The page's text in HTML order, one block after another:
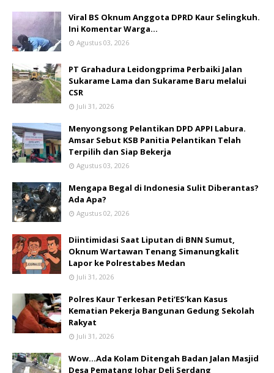
Viral BS Oknum Anggota DPRD Kaur Selingkuh.
Ini Komentar Warga…
Agustus 03, 2026
PT Grahadura Leidongprima Perbaiki Jalan
Sukarame Lama dan Sukarame Baru melalui
CSR
Juli 31, 2026
Menyongsong Pelantikan DPD APPI Labura.
Amsar Sebut KSB Panitia Pelantikan Telah
Terpilih dan Siap Bekerja
Agustus 03, 2026
Mengapa Begal di Indonesia Sulit Diberantas?
Ada Apa?
Agustus 02, 2026
Diintimidasi Saat Liputan di BNN Sumut,
Oknum Wartawan Tenang Simanungkalit
Lapor ke Polrestabes Medan
Juli 31, 2026
Polres Kaur Terkesan Peti‘ES’kan Kasus
Kematian Pekerja Bangunan Gedung Sekolah
Rakyat
Juli 31, 2026
Wow...Ada Kolam Ditengah Badan Jalan Masjid
Desa Pematang Johar Deli Serdang